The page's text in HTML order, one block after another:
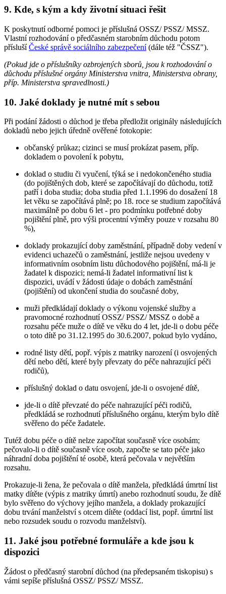
9. Kde, s kým a kdy životní situaci řešit
K poskytnutí odborné pomoci je příslušná OSSZ/ PSSZ/ MSSZ.
Vlastní rozhodování o předčasném starobním důchodu potom
příslušíČeské správě sociálního zabezpečení(dále též "ČSSZ").
(Pokud jde o příslušníky ozbrojených sborů, jsou k rozhodování o
důchodu příslušné orgány Ministerstva vnitra, Ministerstva obrany,
příp. Ministerstva spravedlnosti.)
10. Jaké doklady je nutné mít s sebou
Při podání žádosti o důchod je třeba předložit originály následujících
dokladů nebo jejich úředně ověřené fotokopie:
občanský průkaz; cizinci se musí prokázat pasem, příp.
dokladem o povolení k pobytu,
doklad o studiu či vyučení, týká se i nedokončeného studia
(do pojištěných dob, které se započítávají do důchodu, totiž
patří i doba studia; doba studia před 1.1.1996 do dosažení 18
let věku se započítává plně; po 18. roce se studium započítává
maximálně po dobu 6 let - pro podmínku potřebné doby
pojištění plně, pro výši procentní výměry pouze v rozsahu 80
%),
doklady prokazující doby zaměstnání, případně doby vedení v
evidenci uchazečů o zaměstnání, jestliže nejsou uvedeny v
informativním osobním listu důchodového pojištění, má-li je
žadatel k dispozici; nemá-li žadatel informativní list k
dispozici, uvádí v žádosti údaje o dobách zaměstnání
(pojištění) od ukončení studia do současné doby,
muži předkládají doklady o výkonu vojenské služby a
pravomocné rozhodnutí OSSZ/ PSSZ/ MSSZ o době a
rozsahu péče muže o dítě ve věku do 4 let, jde-li o dobu péče
o toto dítě po 31.12.1995 do 30.6.2007, pokud bylo vydáno,
rodné listy dětí, popř. výpis z matriky narození (i osvojených
dětí nebo dětí, které byly převzaty do péče nahrazující péči
rodičů),
příslušný doklad o datu osvojení, jde-li o osvojené dítě,
jde-li o dítě převzaté do péče nahrazující péči rodičů,
předkládá se rozhodnutí příslušného orgánu, kterým bylo dítě
svěřeno do péče žadatele.
Tutéž dobu péče o dítě nelze započítat současně více osobám;
pečovalo-li o dítě současně více osob, započte se tato péče jako
náhradní doba pojištění té osobě, která pečovala v největším
rozsahu.
Prokazuje-li žena, že pečovala o dítě manžela, předkládá úmrtní list
matky dítěte (výpis z matriky úmrtí) anebo rozhodnutí soudu, že dítě
bylo svěřeno do výchovy jejího manžela, a doklady prokazující
dobu trvání manželství s otcem dítěte (oddací list, popř. úmrtní list
nebo rozsudek soudu o rozvodu manželství).
11. Jaké jsou potřebné formuláře a kde jsou k
dispozici
Žádost o předčasný starobní důchod (na předepsaném tiskopisu) s
vámi sepíše příslušná OSSZ/ PSSZ/ MSSZ.